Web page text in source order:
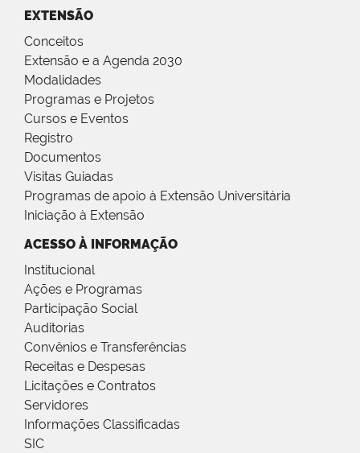
EXTENSÃO
Conceitos
Extensão e a Agenda 2030
Modalidades
Programas e Projetos
Cursos e Eventos
Registro
Documentos
Visitas Guiadas
Programas de apoio à Extensão Universitária
Iniciação à Extensão
ACESSO À INFORMAÇÃO
Institucional
Ações e Programas
Participação Social
Auditorias
Convênios e Transferências
Receitas e Despesas
Licitações e Contratos
Servidores
Informações Classificadas
SIC